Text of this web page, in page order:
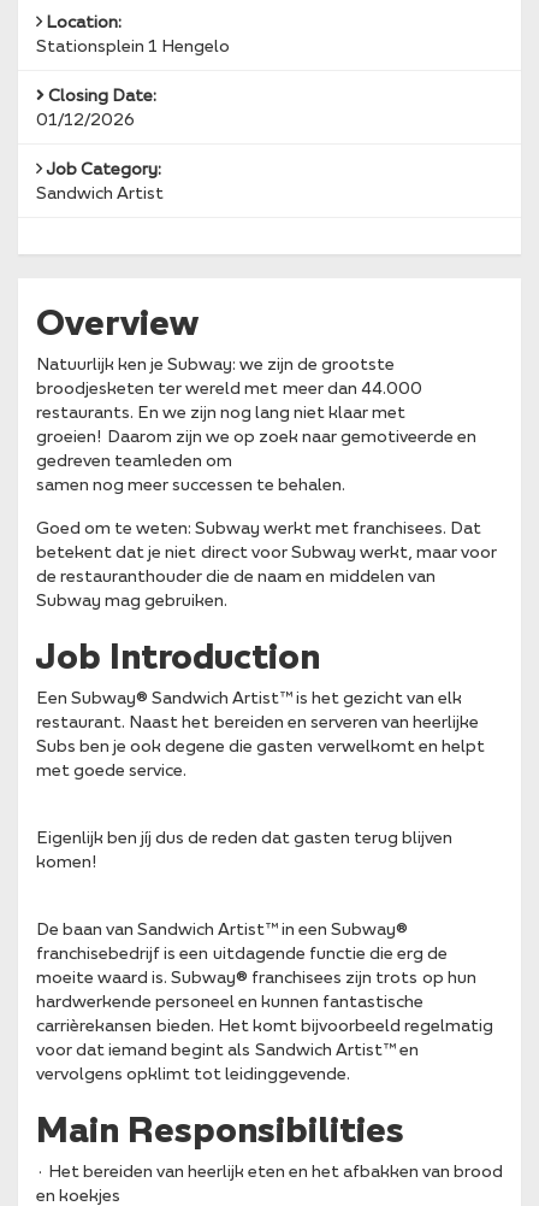
Location:
Stationsplein 1 Hengelo
Closing Date:
01/12/2026
Job Category:
Sandwich Artist
Overview
Natuurlijk ken je Subway: we zijn de grootste
broodjesketen ter wereld met meer dan 44.000
restaurants. En we zijn nog lang niet klaar met
groeien! Daarom zijn we op zoek naar gemotiveerde en
gedreven teamleden om
samen nog meer successen te behalen.
Goed om te weten: Subway werkt met franchisees. Dat
betekent dat je niet direct voor Subway werkt, maar voor
de restauranthouder die de naam en middelen van
Subway mag gebruiken.
Job Introduction
Een Subway® Sandwich Artist™ is het gezicht van elk
restaurant. Naast het bereiden en serveren van heerlijke
Subs ben je ook degene die gasten verwelkomt en helpt
met goede service.
Eigenlijk ben jíj dus de reden dat gasten terug blijven
komen!
De baan van Sandwich Artist™ in een Subway®
franchisebedrijf is een uitdagende functie die erg de
moeite waard is. Subway® franchisees zijn trots op hun
hardwerkende personeel en kunnen fantastische
carrièrekansen bieden. Het komt bijvoorbeeld regelmatig
voor dat iemand begint als Sandwich Artist™ en
vervolgens opklimt tot leidinggevende.
Main Responsibilities
· Het bereiden van heerlijk eten en het afbakken van brood
en koekjes